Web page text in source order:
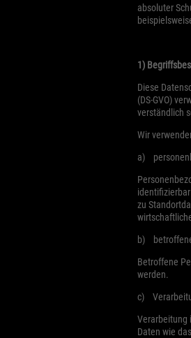
absoluter
1)
Diese
(DS-GVO)
verständlich
Wir
a)
zu
b)
Betroffene
werden.
c)
Verarbeitung
Daten wie